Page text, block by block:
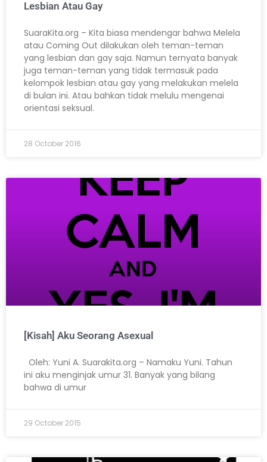
Lesbian Atau Gay
SuaraKita.org – Kita biasa mendengar bahwa Melela
atau Coming Out dilakukan oleh teman-teman
yang lesbian dan gay saja. Namun ternyata banyak
juga teman-teman yang tidak termasuk pada
kelompok lesbian atau gay yang melakukan melela
di bulan ini. Atau bahkan tidak melulu mengenai
orientasi seksual.
28 October 2016
[Kisah] Aku Seorang Asexual
Oleh: Yuni A. Suarakita.org – Namaku Yuni. Tahun
ini aku menginjak umur 31. Banyak yang bilang
bahwa di umur
29 October 2015